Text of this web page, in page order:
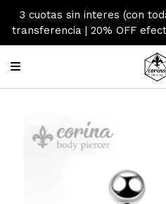
3 cuotas sin interes (con
transferencia | 20% OFF